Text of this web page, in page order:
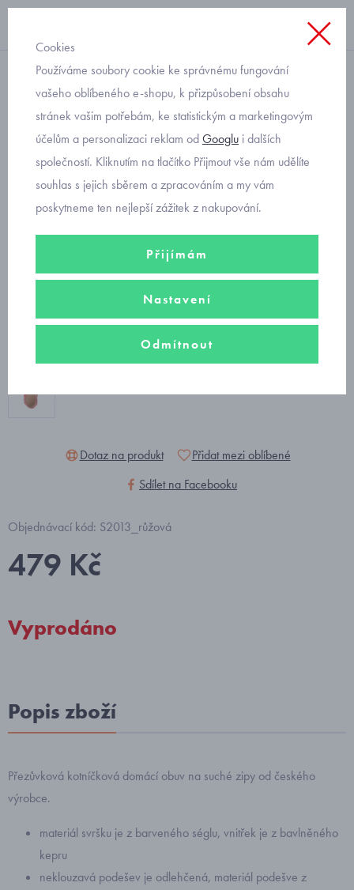
domácí obuv
Fare dětské bačkory na
suchý zip s kytičkami
4119443
Dotaz na produkt
Přidat mezi oblíbené
Sdílet na Facebooku
Objednávací kód: S2013_růžová
479 Kč
Vyprodáno
Popis zboží
Přezůvková kotníčková domácí obuv na suché zipy od českého
výrobce.
materiál svršku je z barveného séglu, vnitřek je z bavlněného
kepru
neklouzavá podešev je odlehčená, materiál podešve z
Cookies
Používáme soubory cookie ke správnému fungování
vašeho oblíbeného e-shopu, k přizpůsobení obsahu
stránek vašim potřebám, ke statistickým a marketingovým
účelům a personalizaci reklam odGooglu i dalších
společností. Kliknutím na tlačítko Přijmout vše nám udělíte
souhlas s jejich sběrem a zpracováním a my vám
poskytneme ten nejlepší zážitek z nakupování.
Přijímám
Nastavení
Odmítnout